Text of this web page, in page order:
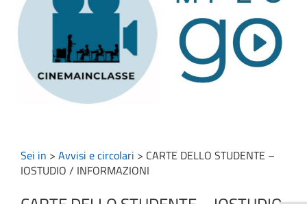
Sei in > Avvisi e circolari > CARTE DELLO STUDENTE –
IOSTUDIO / INFORMAZIONI